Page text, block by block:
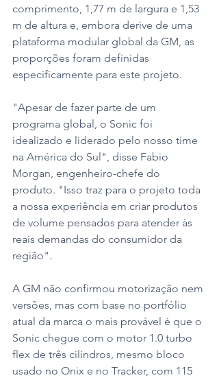
comprimento, 1,77 m de largura e 1,53
m de altura e, embora derive de uma
plataforma modular global da GM, as
proporções foram definidas
especificamente para este projeto.
"Apesar de fazer parte de um
programa global, o Sonic foi
idealizado e liderado pelo nosso time
na América do Sul", disse Fabio
Morgan, engenheiro-chefe do
produto. "Isso traz para o projeto toda
a nossa experiência em criar produtos
de volume pensados para atender às
reais demandas do consumidor da
região".
A GM não confirmou motorização nem
versões, mas com base no portfólio
atual da marca o mais provável é que o
Sonic chegue com o motor 1.0 turbo
flex de três cilindros, mesmo bloco
usado no Onix e no Tracker, com 115